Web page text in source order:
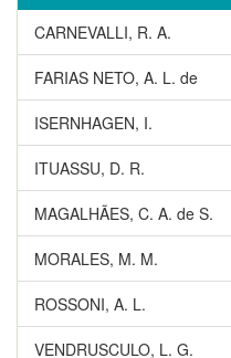
CARNEVALLI, R. A.
FARIAS NETO, A. L. de
ISERNHAGEN, I.
ITUASSU, D. R.
MAGALHÃES, C. A. de S.
MORALES, M. M.
ROSSONI, A. L.
VENDRUSCULO, L. G.